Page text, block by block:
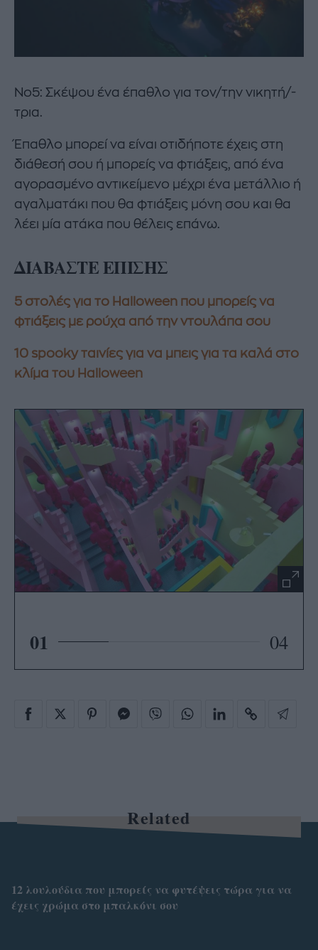
Νο5: Σκέψου ένα έπαθλο για τον/την νικητή/-
τρια.
Έπαθλο μπορεί να είναι οτιδήποτε έχεις στη
διάθεσή σου ή μπορείς να φτιάξεις, από ένα
αγορασμένο αντικείμενο μέχρι ένα μετάλλιο ή
αγαλματάκι που θα φτιάξεις μόνη σου και θα
λέει μία ατάκα που θέλεις επάνω.
ΔΙΑΒΑΣΤΕ ΕΠΙΣΗΣ
5 στολές για το Halloween που μπορείς να
φτιάξεις με ρούχα από την ντουλάπα σου
10 spooky ταινίες για να μπεις για τα καλά στο
κλίμα του Halloween
01 04
Related
12 λουλούδια που μπορείς να φυτέψεις τώρα για να
έχεις χρώμα στο μπαλκόνι σου